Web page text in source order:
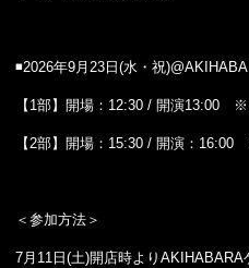
◾️2026年9月23日(水・祝
【1部】開場：12:30 / 開演13:00
【2部】開場：15:30 / 開演：
＜参加方法＞
7月11日(土)開店時よりAKIHABARA